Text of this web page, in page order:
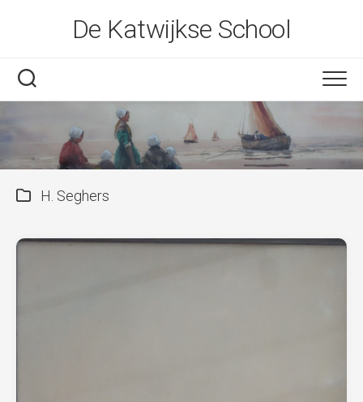
De Katwijkse School
H. Seghers